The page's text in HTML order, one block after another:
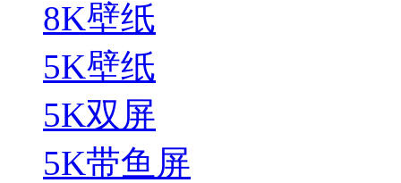
8K壁纸
5K壁纸
5K双屏
5K带鱼屏